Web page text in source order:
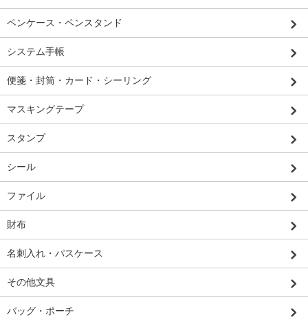
ペンケース・ペンスタンド
システム手帳
便箋・封筒・カード・シーリング
マスキングテープ
スタンプ
シール
ファイル
財布
名刺入れ・パスケース
その他文具
バッグ・ポーチ